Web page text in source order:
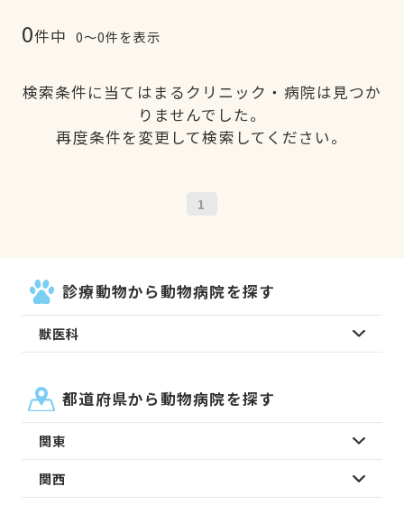
0件中 0〜0件を表示
検索条件に当てはまるクリニック・病院は見つか
りませんでした。
再度条件を変更して検索してください。
1
診療動物から動物病院を探す
獣医科
都道府県から動物病院を探す
関東
関西